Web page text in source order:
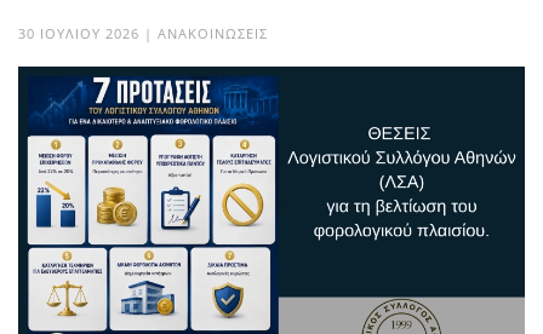
30 ΙΟΥΛΊΟΥ 2026 | ΑΝΑΚΟΙΝΏΣΕΙΣ